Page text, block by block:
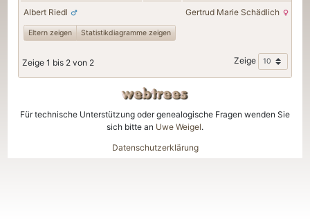
Albert Riedl Gertrud Marie Schädlich
Eltern zeigen Statistikdiagramme zeigen
Zeige 1 bis 2 von 2 Zeige
Für technische Unterstützung oder genealogische Fragen wenden Sie
sich bitte an Uwe Weigel.
Datenschutzerklärung